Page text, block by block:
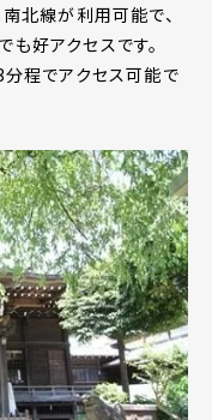
南北線が利用可能で、
好アクセスです。
分程でアクセス可能で